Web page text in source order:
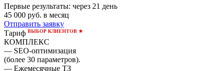
Первые результаты: через 21 день
45 000 руб. в месяц
Отправить заявку
Тариф ВЫБОР КЛИЕНТОВ ★
КОМПЛЕКС
— SEO-оптимизация
(более 30 параметров).
— Ежемесячные ТЗ